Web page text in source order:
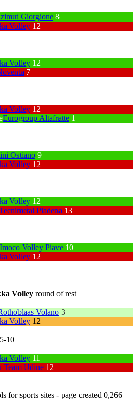
Giorgione 8
Volley 12
Volley 12
7
Volley 12
Eurogroup Altafratte 1
Ostiano 9
Volley 12
Volley 12
Piadena 13
Imoco Volley Piave 10
Volley 12
Volley round of rest
Volano 3
Volley 12
-10
Volley 11
Team Udine 12
for sports sites - page created 0,266